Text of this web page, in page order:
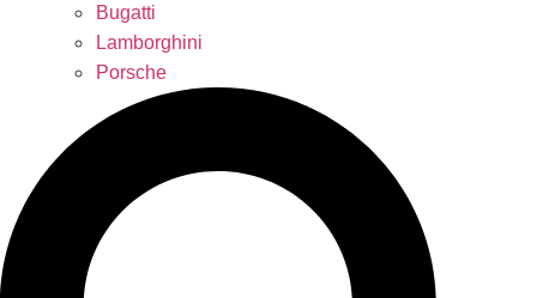
Bugatti
Lamborghini
Porsche